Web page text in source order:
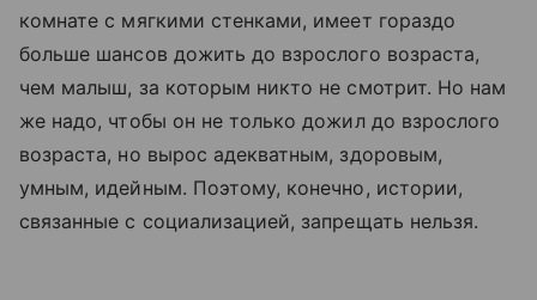
комнате с мягкими стенками, имеет гораздо
больше шансов дожить до взрослого возраста,
чем малыш, за которым никто не смотрит. Но нам
же надо, чтобы он не только дожил до взрослого
возраста, но вырос адекватным, здоровым,
умным, идейным. Поэтому, конечно, истории,
связанные с социализацией, запрещать нельзя.